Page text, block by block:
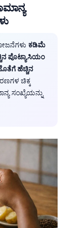
ಕಡಿಮೆ
ಪೊಟ್ಯಾಸಿಯಂ
ಹೆಚ್ಚಿನ
ಚಿಕ್ಕ
ಸಂಖ್ಯೆಯನ್ನು